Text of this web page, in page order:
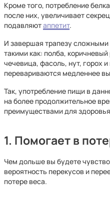
Кроме того, потребление
после них, увеличивает
подавляютаппетит.
И завершая трапезу
такими как: полба,
чечевица, фасоль, нут, горох
перевариваются медленнее
Так, употребление пищи в
на более продолжительное
преимуществами для
1. Помогает в
Чем дольше вы будете
вероятность перекусов и
потере веса.